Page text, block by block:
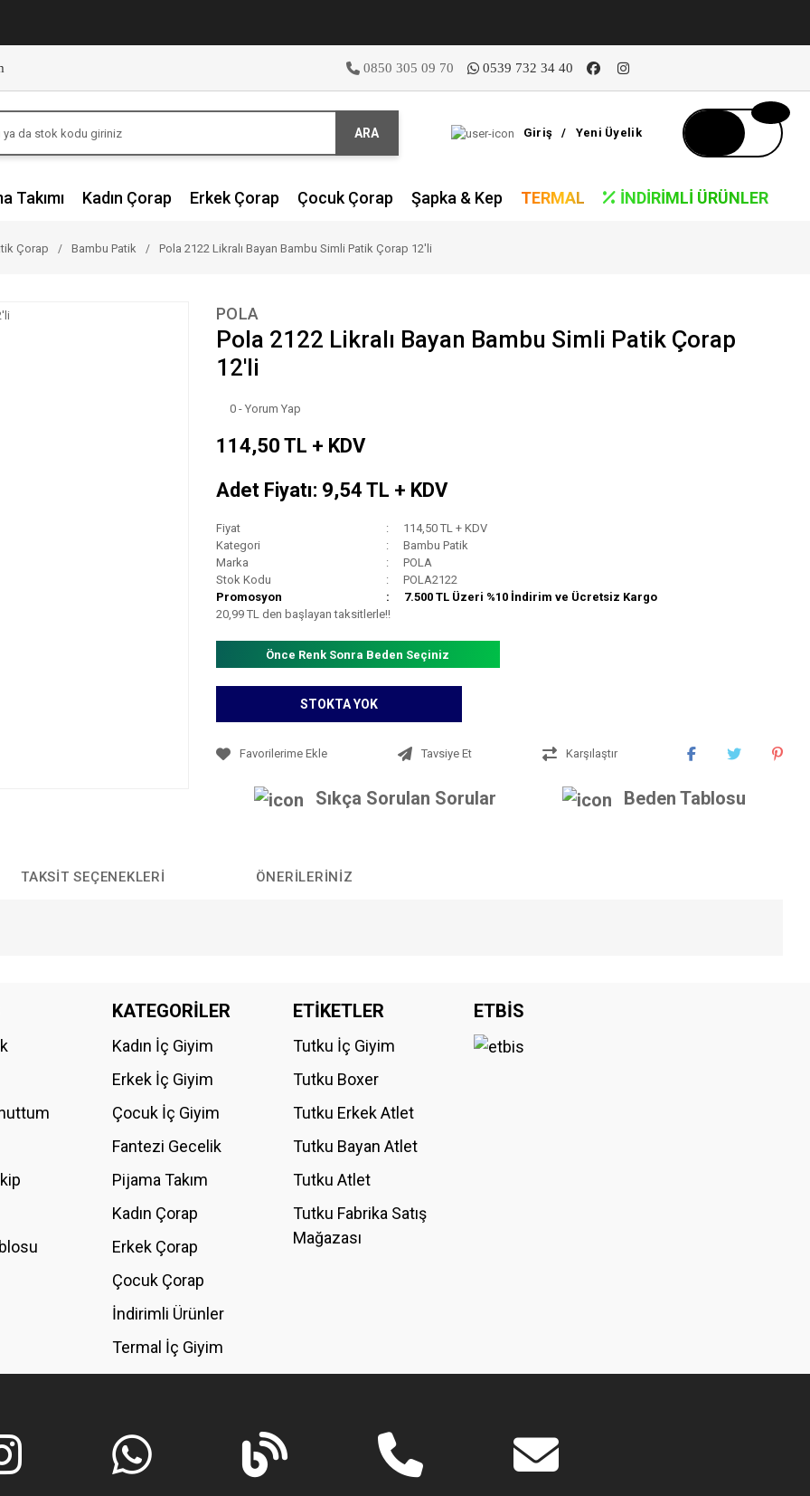
0850 305 09 70 0539 732 34 40
ARA Giriş / Yeni Üyelik
Takımı Kadın Çorap Erkek Çorap Çocuk Çorap Şapka & Kep TERMAL İNDIRIMLI ÜRÜNLER
Çorap Bambu Patik Pola 2122 Likralı Bayan Bambu Simli Patik Çorap 12'li
POLA
Pola 2122 Likralı Bayan Bambu Simli Patik Çorap
12'li
0 - Yorum Yap
114,50 TL + KDV
Adet Fiyatı: 9,54 TL + KDV
Fiyat
114,50 TL + KDV
Kategori
Bambu Patik
Marka
POLA
Stok Kodu
POLA2122
Promosyon
7.500 TL Üzeri %10 İndirim ve Ücretsiz Kargo
20,99 TL den başlayan taksitlerle!!
Önce Renk Sonra Beden Seçiniz
STOKTA YOK
Tavsiye Et Karşılaştır
Sıkça Sorulan Sorular Beden Tablosu
TAKSIT SEÇENEKLERI ÖNERILERINIZ
Bu ürüne ilk yorumu siz yapın!
KATEGORİLER
Kadın İç Giyim
Erkek İç Giyim
Çocuk İç Giyim
Fantezi Gecelik
Pijama Takım
Kadın Çorap
Erkek Çorap
Çocuk Çorap
İndirimli Ürünler
Termal İç Giyim
ETİKETLER
Tutku İç Giyim
Tutku Boxer
Tutku Erkek Atlet
Tutku Bayan Atlet
Tutku Atlet
Tutku Fabrika Satış
Mağazası
ETBİS